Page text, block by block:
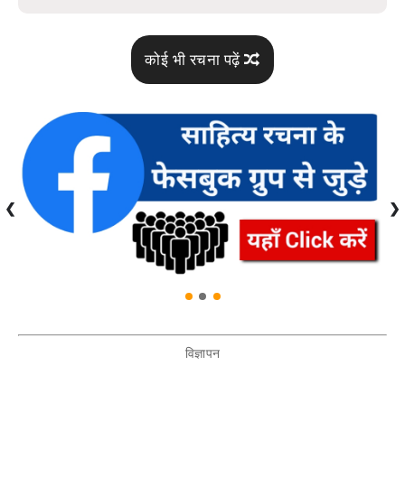
कोई भी रचना पढ़ें
❮ ❯
विज्ञापन